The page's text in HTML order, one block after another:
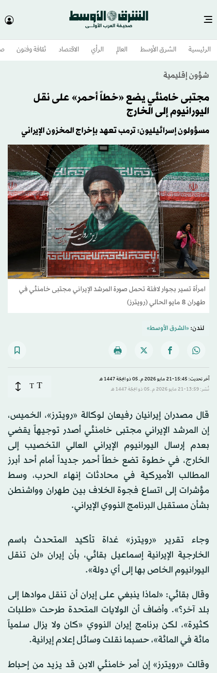
الرئيسية الشرق الأوسط​ العالم الرأي الاقتصاد ثقافة وفنون
شؤون إقليمية
مجتبى خامنئي يضع «خطاً أحمر» على نقل
اليورانيوم إلى الخارج
مسؤولون إسرائيليون: ترمب تعهد بإخراج المخزون الإيراني
امرأة تسير بجوار لافتة تحمل صورة المرشد الإيراني مجتبى خامنئي في
طهران 8 مايو الحالي (رويترز)
لندن:«الشرق الأوسط»
آخر تحديث: 15:45-21 مايو 2026 م ـ 05 ذو الحِجّة 1447 هـ
نُشر: 13:59-21 مايو 2026 م ـ 05 ذو الحِجّة 1447 هـ
T
T
قال مصدران إيرانيان رفيعان لوكالة «رويترز»، الخميس،
إن المرشد الإيراني مجتبى خامنئي أصدر توجيهاً يقضي
بعدم إرسال اليورانيوم الإيراني العالي التخصيب إلى
الخارج، في خطوة تضع خطاً أحمر جديداً أمام أحد أبرز
المطالب الأميركية في محادثات إنهاء الحرب، وسط
مؤشرات إلى اتساع فجوة الخلاف بين طهران وواشنطن
بشأن مستقبل البرنامج النووي الإيراني.
وجاء تقرير «رويترز» غداة تأكيد المتحدث باسم
الخارجية الإيرانية إسماعيل بقائي، بأن إيران «لن تنقل
اليورانيوم الخاص بها إلى أي دولة».
وقال بقائي: «لماذا ينبغي على إيران أن تنقل موادها إلى
بلد آخر؟». وأضاف أن الولايات المتحدة طرحت «طلبات
كثيرة»، لكن برنامج إيران النووي «كان ولا يزال سلمياً
مائة في المائة»، حسبما نقلت وسائل إعلام إيرانية.
وقالت «رويترز» إن أمر خامنئي الابن قد يزيد من إحباط